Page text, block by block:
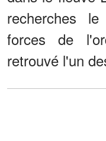
recherches
forces de
retrouvé l'un